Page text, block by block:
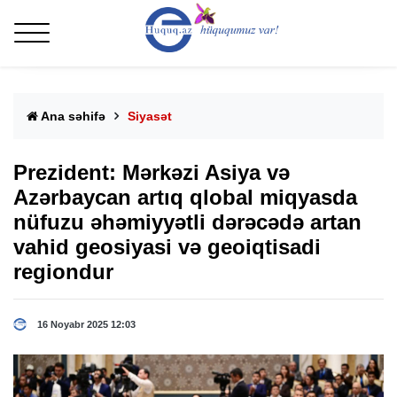
Ana səhifə Siyasət
Prezident: Mərkəzi Asiya və
Azərbaycan artıq qlobal miqyasda
nüfuzu əhəmiyyətli dərəcədə artan
vahid geosiyasi və geoiqtisadi
regiondur
16 Noyabr 2025 12:03